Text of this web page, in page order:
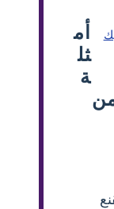
أم
ثل
ة